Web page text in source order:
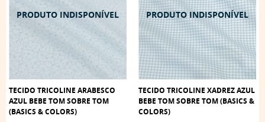
TECIDO TRICOLINE ARABESCO
AZUL BEBE TOM SOBRE TOM
(BASICS & COLORS)
TECIDO TRICOLINE XADREZ AZUL
BEBE TOM SOBRE TOM (BASICS &
COLORS)